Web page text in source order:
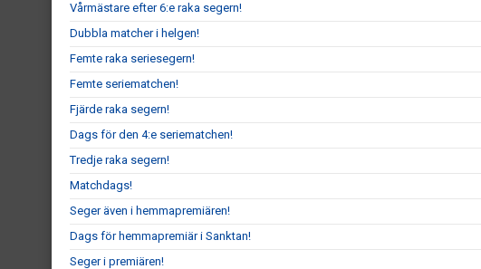
Vårmästare efter 6:e raka segern!
Dubbla matcher i helgen!
Femte raka seriesegern!
Femte seriematchen!
Fjärde raka segern!
Dags för den 4:e seriematchen!
Tredje raka segern!
Matchdags!
Seger även i hemmapremiären!
Dags för hemmapremiär i Sanktan!
Seger i premiären!